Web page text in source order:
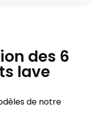
des 6
lave
de notre